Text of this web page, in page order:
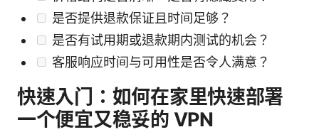
是否提供退款保证且时间足够？
是否有试用期或退款期内测试的机会？
客服响应时间与可用性是否令人满意？
快速入门：如何在家里快速部署
一个便宜又稳妥的 VPN